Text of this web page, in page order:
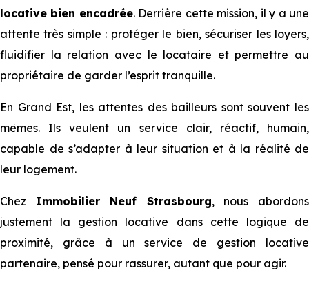
locative bien encadrée. Derrière cette mission, il y a une
attente très simple : protéger le bien, sécuriser les loyers,
fluidifier la relation avec le locataire et permettre au
propriétaire de garder l’esprit tranquille.
En Grand Est, les attentes des bailleurs sont souvent les
mêmes. Ils veulent un service clair, réactif, humain,
capable de s’adapter à leur situation et à la réalité de
leur logement.
Chez Immobilier Neuf Strasbourg, nous abordons
justement la gestion locative dans cette logique de
proximité, grâce à un service de gestion locative
partenaire, pensé pour rassurer, autant que pour agir.